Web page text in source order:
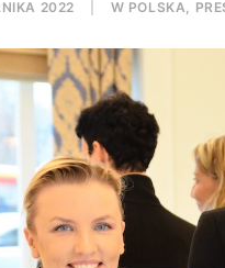
2022 W POLSKA,